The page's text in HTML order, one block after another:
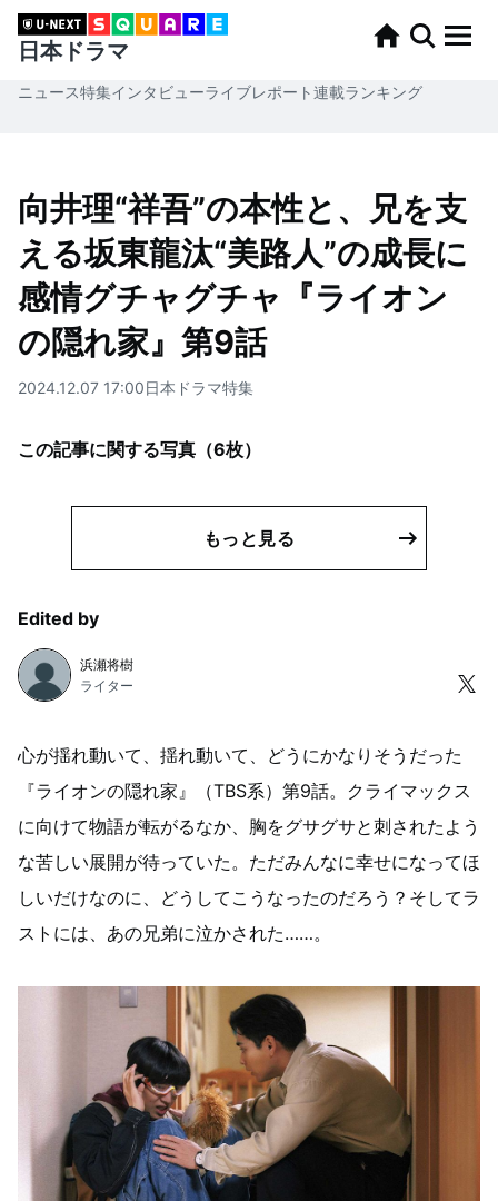
日本ドラマ
ニュース特集インタビューライブレポート連載ランキング
向井理“祥吾”の本性と、兄を支
える坂東龍汰“美路人​​”の成長に
感情グチャグチャ『ライオン
の隠れ家』第9話
2024.12.07 17:00日本ドラマ特集
この記事に関する写真（6枚）
もっと見る
Edited by
浜瀬将樹
ライター
心が揺れ動いて、揺れ動いて、どうにかなりそうだった
『ライオンの隠れ家』（TBS系）第9話。クライマックス
に向けて物語が転がるなか、胸をグサグサと刺されたよう
な苦しい展開が待っていた。ただみんなに幸せになってほ
しいだけなのに、どうしてこうなったのだろう？そしてラ
ストには、あの兄弟に泣かされた……。